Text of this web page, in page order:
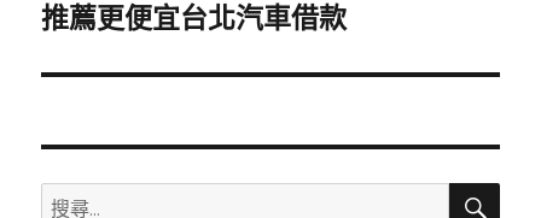
一
文
推薦更便宜台北汽車借款
搜
搜